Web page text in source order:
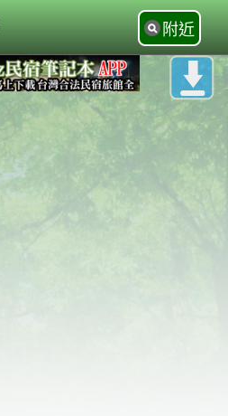
附近